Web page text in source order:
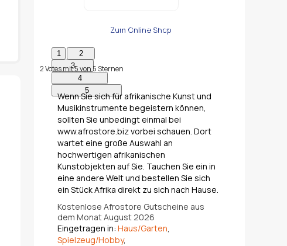
Zum Online Shop
2Votes mit5von5Sternen
Wenn Sie sich für afrikanische Kunst und
Musikinstrumente begeistern können,
sollten Sie unbedingt einmal bei
www.afrostore.biz vorbei schauen. Dort
wartet eine große Auswahl an
hochwertigen afrikanischen
Kunstobjekten auf Sie. Tauchen Sie ein in
eine andere Welt und bestellen Sie sich
ein Stück Afrika direkt zu sich nach Hause.
Kostenlose Afrostore Gutscheine aus
dem Monat August 2026
Eingetragen in: Haus/Garten,
Spielzeug/Hobby,